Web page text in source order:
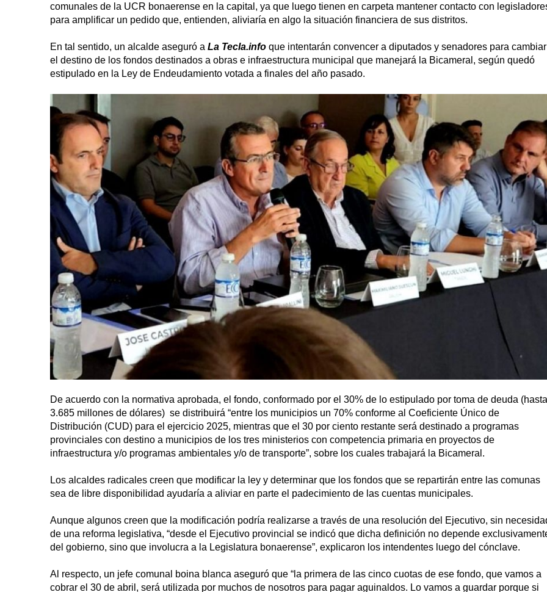
comunales de la UCR bonaerense en la capital, ya que luego tienen en carpeta mantener contacto con
para amplificar un pedido que, entienden, aliviaría en algo la situación financiera de sus distritos.
En tal sentido, un alcalde aseguró a La Tecla.info que intentarán convencer a diputados y senadores para cambiar
el destino de los fondos destinados a obras e infraestructura municipal que manejará la Bicameral, según quedó
estipulado en la Ley de Endeudamiento votada a finales del año pasado.
De acuerdo con la normativa aprobada, el fondo, conformado por el 30% de lo estipulado por toma de deuda (hasta
3.685 millones de dólares) se distribuirá “entre los municipios un 70% conforme al Coeficiente Único de
Distribución (CUD) para el ejercicio 2025, mientras que el 30 por ciento restante será destinado a programas
provinciales con destino a municipios de los tres ministerios con competencia primaria en proyectos de
infraestructura y/o programas ambientales y/o de transporte”, sobre los cuales trabajará la Bicameral.
Los alcaldes radicales creen que modificar la ley y determinar que los fondos que se repartirán entre las comunas
sea de libre disponibilidad ayudaría a aliviar en parte el padecimiento de las cuentas municipales.
Aunque algunos creen que la modificación podría realizarse a través de una resolución del Ejecutivo, sin
de una reforma legislativa, “desde el Ejecutivo provincial se indicó que dicha definición no depende
del gobierno, sino que involucra a la Legislatura bonaerense”, explicaron los intendentes luego del cónclave.
Al respecto, un jefe comunal boina blanca aseguró que “la primera de las cinco cuotas de ese fondo, que vamos a
cobrar el 30 de abril, será utilizada por muchos de nosotros para pagar aguinaldos. Lo vamos a guardar porque si